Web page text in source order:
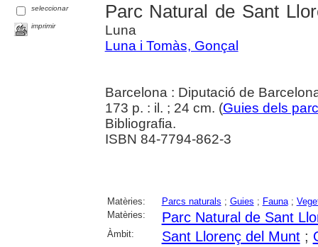
seleccionar
imprimir
Parc Natural de Sant
Luna
Luna i Tomàs, Gonçal
Barcelona : Diputació de
173 p. : il. ; 24 cm. (Guies dels
Bibliografia.
ISBN 84-7794-862-3
Matèries: Parcs naturals ; Guies ; Fauna;
Matèries:
Parc Natural de Sant
Àmbit: Sant Llorenç del Munt;